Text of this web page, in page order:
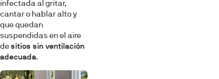
infectada al gritar,
cantar o hablar alto y
que quedan
suspendidas en el aire
desitios sin ventilación
adecuada.